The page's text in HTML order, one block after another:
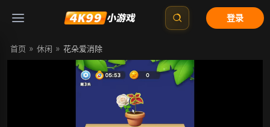
登录
首页 » 休闲 » 花朵爱消除